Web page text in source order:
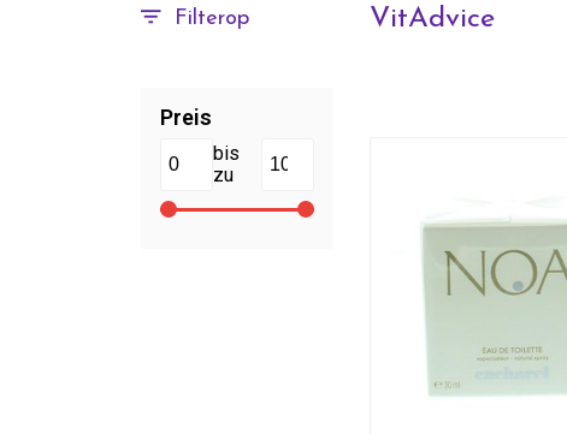
Filterop
Preis
bis
zu
VitAdvice